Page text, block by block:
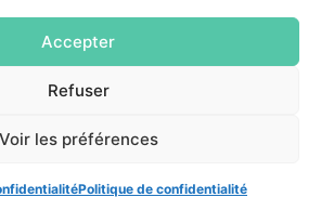
Accepter
Refuser
Voir les préférences
Politique de confidentialité